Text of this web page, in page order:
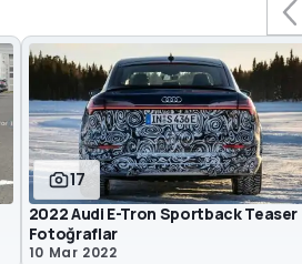
17
2022 Audi E-Tron Sportback Teaser
Fotoğraflar
10 Mar 2022